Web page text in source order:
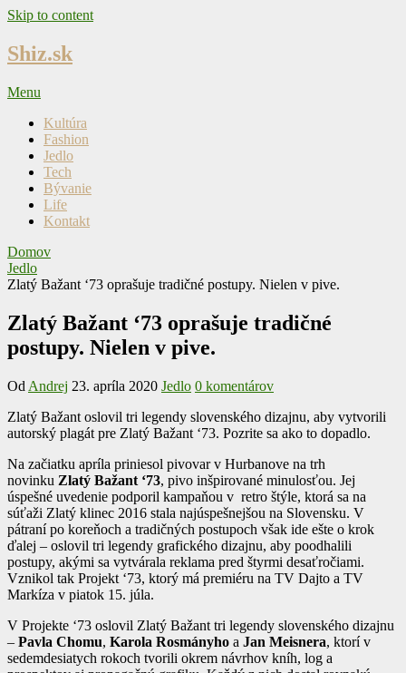
Skip to content
Shiz.sk
Menu
Kultúra
Fashion
Jedlo
Tech
Bývanie
Life
Kontakt
Domov
Jedlo
Zlatý Bažant ‘73 oprašuje tradičné postupy. Nielen v pive.
Zlatý Bažant ‘73 oprašuje tradičné
postupy. Nielen v pive.
Od Andrej 23. apríla 2020 Jedlo 0 komentárov
Zlatý Bažant oslovil tri legendy slovenského dizajnu, aby vytvorili
autorský plagát pre Zlatý Bažant ‘73. Pozrite sa ako to dopadlo.
Na začiatku apríla priniesol pivovar v Hurbanove na trh
novinku Zlatý Bažant ‘73, pivo inšpirované minulosťou. Jej
úspešné uvedenie podporil kampaňou v retro štýle, ktorá sa na
súťaži Zlatý klinec 2016 stala najúspešnejšou na Slovensku. V
pátraní po koreňoch a tradičných postupoch však ide ešte o krok
ďalej – oslovil tri legendy grafického dizajnu, aby poodhalili
postupy, akými sa vytvárala reklama pred štyrmi desaťročiami.
Vznikol tak Projekt ‘73, ktorý má premiéru na TV Dajto a TV
Markíza v piatok 15. júla.
V Projekte ‘73 oslovil Zlatý Bažant tri legendy slovenského dizajnu
– Pavla Chomu, Karola Rosmányho a Jan Meisnera, ktorí v
sedemdesiatych rokoch tvorili okrem návrhov kníh, log a